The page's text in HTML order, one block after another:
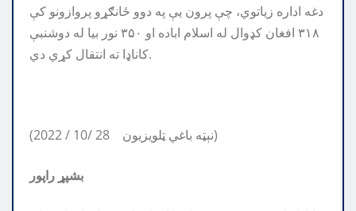
دغه اداره زياتوي، چې پرون يې په دوو ځانګړو پروازونو کې
۳۱۸ افغان کډوال له اسلام اباده او ۳۵۰ نور بيا له دوشنبې
کاناډا ته انتقال کړي دي.
(2022 / 10/ 28 نېټه باغي ټلویزیون)